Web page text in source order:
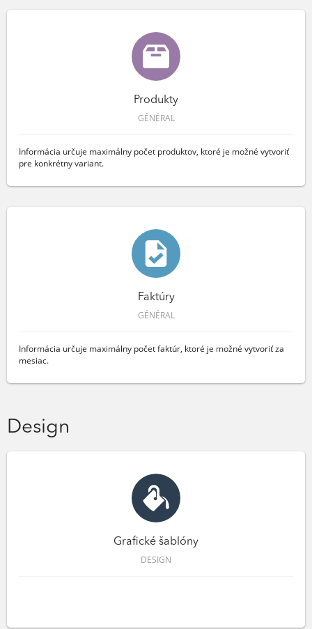
Produkty
GÉNÉRAL
Informácia určuje maximálny počet produktov, ktoré je možné vytvoriť
pre konkrétny variant.
Faktúry
GÉNÉRAL
Informácia určuje maximálny počet faktúr, ktoré je možné vytvoriť za
mesiac.
Design
Grafické šablóny
DESIGN